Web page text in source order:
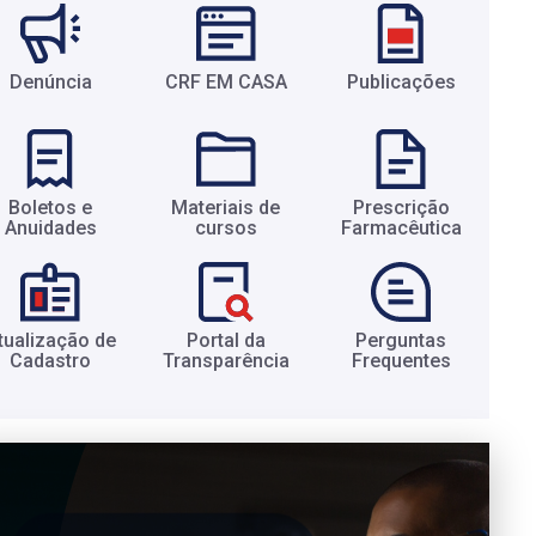
Denúncia CRF EM CASA Publicações
Boletos e
Anuidades​
Materiais de
cursos​
Prescrição
Farmacêutica​
de
Cadastro​
Portal da
Transparência​
Perguntas
Frequentes​